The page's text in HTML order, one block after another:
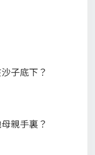
子底下？
親手裏？